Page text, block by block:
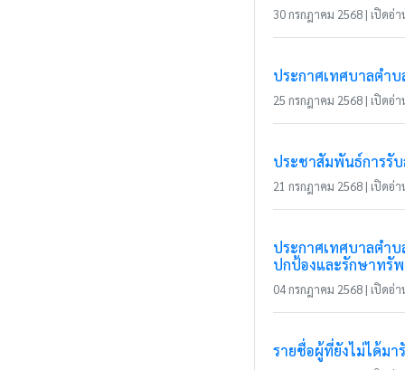
30 กรกฎาคม 2568 | เปิดอ่า
ประกาศเทศบาลตำ
25 กรกฎาคม 2568 | เปิดอ่า
ประชาสัมพันธ์การรั
21 กรกฎาคม 2568 | เปิดอ่า
ประกาศเทศบาลตำ
ปกป้องและรักษาทรั
04 กรกฎาคม 2568 | เปิดอ่า
รายชื่อผู้ที่ยังไม่ได้ม